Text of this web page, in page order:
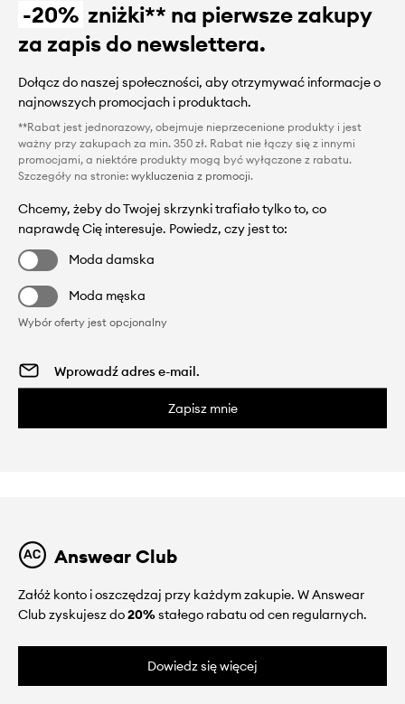
-20% zniżki** na pierwsze zakupy
za zapis do newslettera.
Dołącz do naszej społeczności, aby otrzymywać informacje o
najnowszych promocjach i produktach.
**Rabat jest jednorazowy, obejmuje nieprzecenione produkty i jest
ważny przy zakupach za min. 350 zł. Rabat nie łączy się z innymi
promocjami, a niektóre produkty mogą być wyłączone z rabatu.
Szczegóły na stronie: wykluczenia z promocji.
Chcemy, żeby do Twojej skrzynki trafiało tylko to, co
naprawdę Cię interesuje. Powiedz, czy jest to:
Moda damska
Moda męska
Wybór oferty jest opcjonalny
Zapisz mnie
Answear Club
Załóż konto i oszczędzaj przy każdym zakupie. W Answear
Club zyskujesz do20%stałego rabatu od cen regularnych.
Dowiedz się więcej